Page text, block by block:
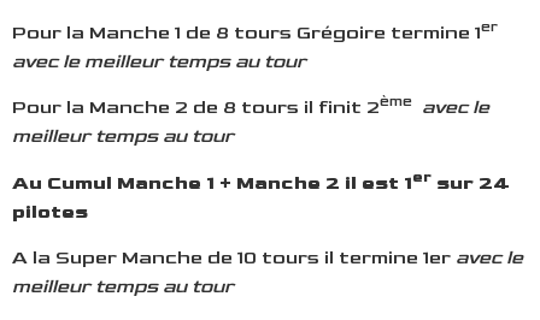
Pour la Manche 1 de 8 tours Grégoire termine 1er
avec le meilleur temps au tour
Pour la Manche 2 de 8 tours il finit 2ème avec le
meilleur temps au tour
Au Cumul Manche 1 + Manche 2 il est 1er sur 24
pilotes
A la Super Manche de 10 tours il termine 1er avec le
meilleur temps au tour